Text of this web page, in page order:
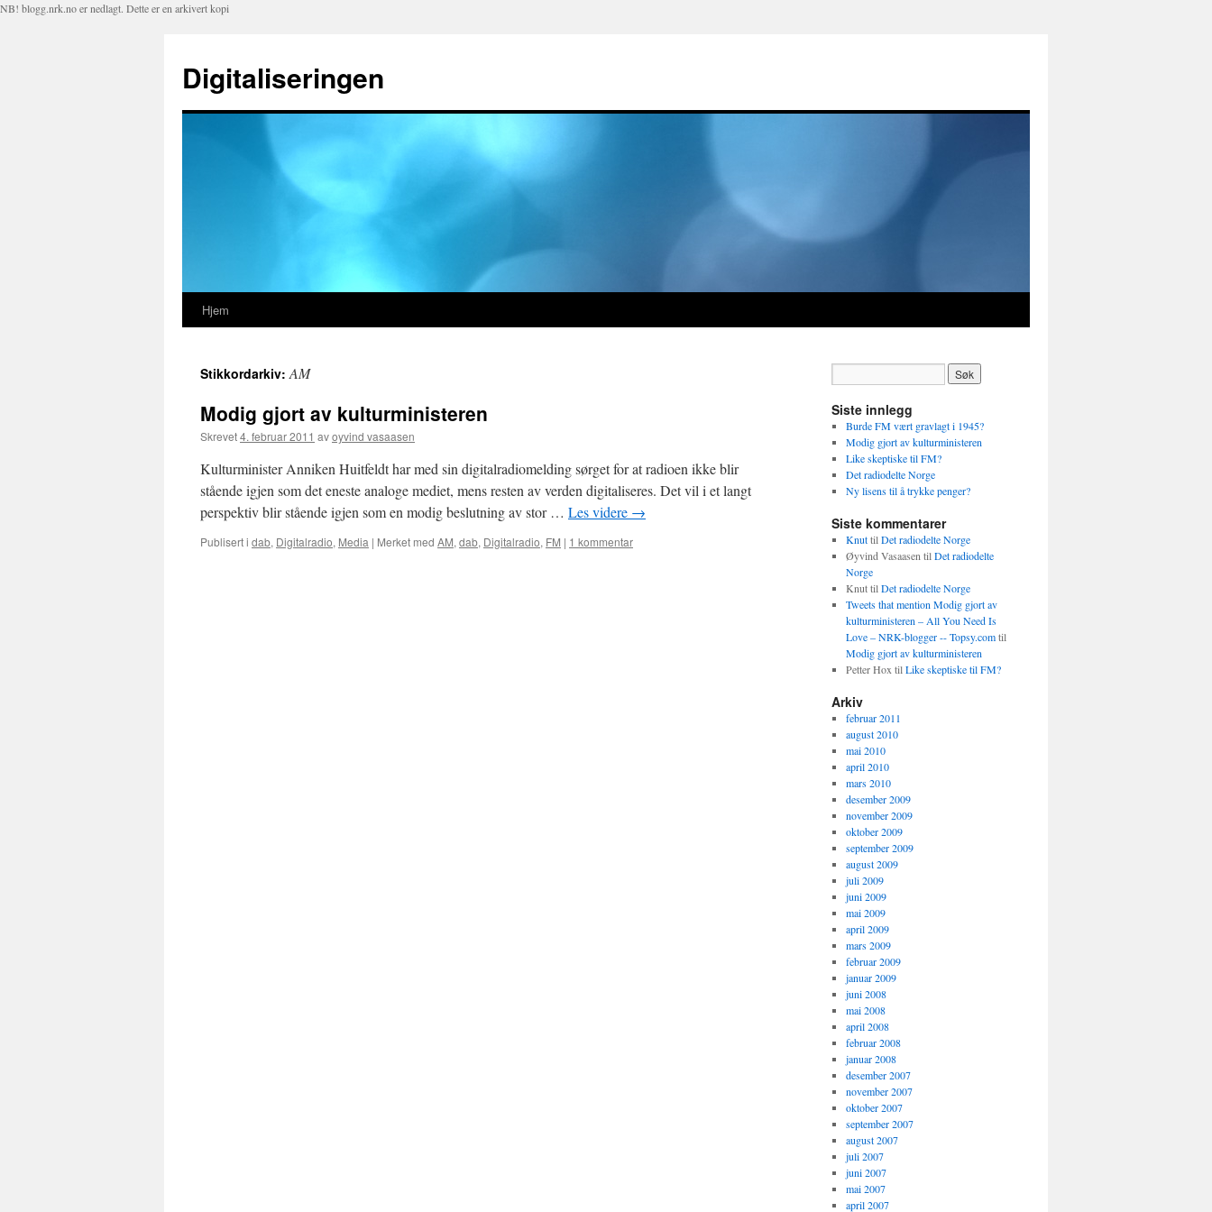
NB! blogg.nrk.no er nedlagt. Dette er en arkivert kopi
Digitaliseringen
Hopp
innhold
Hjem
Stikkordarkiv:AM
Modig gjort av kulturministeren
Skrevet4. februar 2011 avoyvind vasaasen
Kulturminister Anniken Huitfeldt har med sin digitalradiomelding sørget for at radioen ikke blir
stående igjen som det eneste analoge mediet, mens resten av verden digitaliseres. Det vil i et langt
perspektiv blir stående igjen som en modig beslutning av stor … Les videre →
Publisert i dab, Digitalradio, Media | Merket med AM, dab, Digitalradio, FM | 1 kommentar
Siste innlegg
Burde FM vært gravlagt i 1945?
Modig gjort av kulturministeren
Like skeptiske til FM?
Det radiodelte Norge
Ny lisens til å trykke penger?
Siste kommentarer
KnuttilDet radiodelte Norge
Øyvind Vasaasen tilDet radiodelte
Norge
KnuttilDet radiodelte Norge
Tweets that mention Modig gjort av
kulturministeren – All You Need Is
Love – NRK-blogger -- Topsy.comtil
Modig gjort av kulturministeren
Petter Hox tilLike skeptiske til FM?
Arkiv
februar 2011
august 2010
mai 2010
april 2010
mars 2010
desember 2009
november 2009
oktober 2009
september 2009
august 2009
juli 2009
juni 2009
mai 2009
april 2009
mars 2009
februar 2009
januar 2009
juni 2008
mai 2008
april 2008
februar 2008
januar 2008
desember 2007
november 2007
oktober 2007
september 2007
august 2007
juli 2007
juni 2007
mai 2007
april 2007